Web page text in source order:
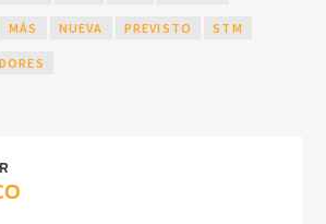
MÁS NUEVA PREVISTO STM